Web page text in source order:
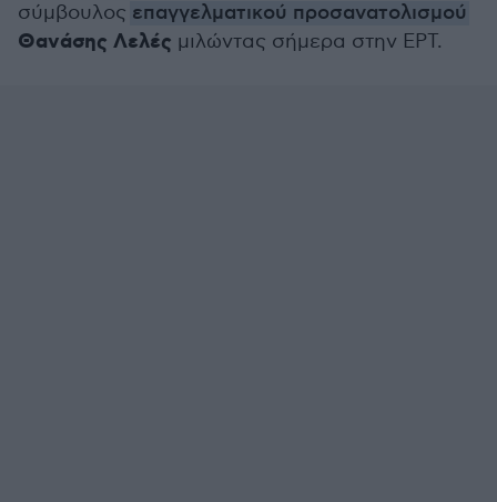
σύμβουλος επαγγελματικού προσανατολισμού
Θανάσης Λελές μιλώντας σήμερα στην ΕΡΤ.